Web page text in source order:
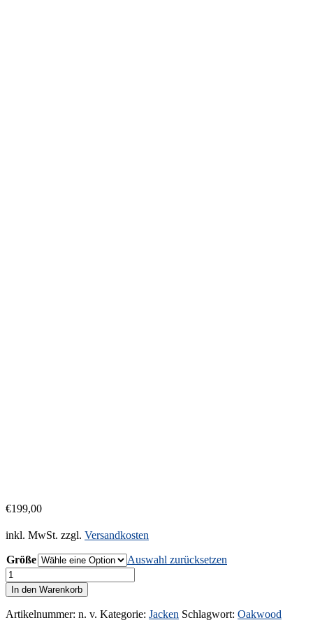
€199,00
inkl. MwSt. zzgl. Versandkosten
Größe
Auswahl zurücksetzen
Oakwood
Lederjacke
für
Damen...Farbe
In den Warenkorb
Artikelnummer: n. v. Kategorie: Jacken Schlagwort: Oakwood